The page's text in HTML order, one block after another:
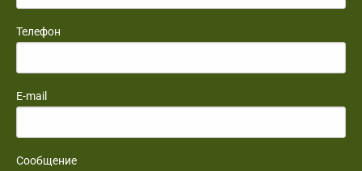
Телефон
E-mail
Сообщение